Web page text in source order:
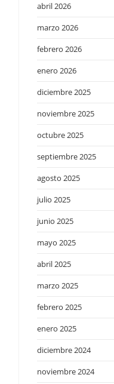
abril 2026
marzo 2026
febrero 2026
enero 2026
diciembre 2025
noviembre 2025
octubre 2025
septiembre 2025
agosto 2025
julio 2025
junio 2025
mayo 2025
abril 2025
marzo 2025
febrero 2025
enero 2025
diciembre 2024
noviembre 2024